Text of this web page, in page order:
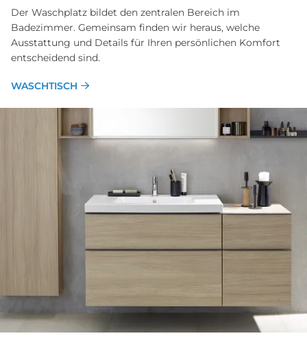
Der Waschplatz bildet den zentralen Bereich im
Badezimmer. Gemeinsam finden wir heraus, welche
Ausstattung und Details für Ihren persönlichen Komfort
entscheidend sind.
WASCHTISCH